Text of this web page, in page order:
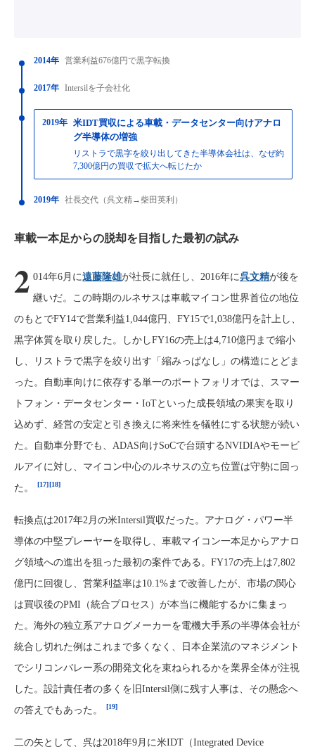
2014年 営業利益676億円で黒字転換
2017年 Intersilを子会社化
2019年 米IDT買収による車載・データセンター向けアナロ
グ半導体の増強
リストラで黒字を絞り出してきた半導体会社は、なぜ約
7,300億円の買収で拡大へ転じたか
2019年 社長交代（呉文精→柴田英利）
車載一本足からの脱却を目指した最初の試み
2 014年6月に遠藤隆雄が社長に就任し、2016年に呉文精が後を
継いだ。この時期のルネサスは車載マイコン世界首位の地位
のもとでFY14で営業利益1,044億円、FY15で1,038億円を計上し、
黒字体質を取り戻した。しかしFY16の売上は4,710億円まで縮小
し、リストラで黒字を絞り出す「縮みっぱなし」の構造にとどま
った。自動車向けに依存する単一のポートフォリオでは、スマー
トフォン・データセンター・IoTといった成長領域の果実を取り
込めず、経営の安定と引き換えに将来性を犠牲にする状態が続い
た。自動車分野でも、ADAS向けSoCで台頭するNVIDIAやモービ
ルアイに対し、マイコン中心のルネサスの立ち位置は守勢に回っ
た。
[17] [18]
転換点は2017年2月の米Intersil買収だった。アナログ・パワー半
導体の中堅プレーヤーを取得し、車載マイコン一本足からアナロ
グ領域への進出を狙った最初の案件である。FY17の売上は7,802
億円に回復し、営業利益率は10.1%まで改善したが、市場の関心
は買収後のPMI（統合プロセス）が本当に機能するかに集まっ
た。海外の独立系アナログメーカーを電機大手系の半導体会社が
統合し切れた例はこれまで多くなく、日本企業流のマネジメント
でシリコンバレー系の開発文化を束ねられるかを業界全体が注視
した。設計責任者の多くを旧Intersil側に残す人事は、その懸念へ
の答えでもあった。
[19]
二の矢として、呉は2018年9月に米IDT（Integrated Device